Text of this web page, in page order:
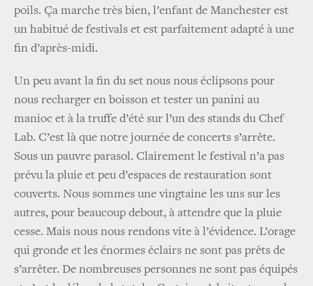
poils. Ça marche très bien, l’enfant de Manchester est
un habitué de festivals et est parfaitement adapté à une
fin d’après-midi.
Un peu avant la fin du set nous nous éclipsons pour
nous recharger en boisson et tester un panini au
manioc et à la truffe d’été sur l’un des stands du Chef
Lab. C’est là que notre journée de concerts s’arrête.
Sous un pauvre parasol. Clairement le festival n’a pas
prévu la pluie et peu d’espaces de restauration sont
couverts. Nous sommes une vingtaine les uns sur les
autres, pour beaucoup debout, à attendre que la pluie
cesse. Mais nous nous rendons vite à l’évidence. L’orage
qui gronde et les énormes éclairs ne sont pas prêts de
s’arrêter. De nombreuses personnes ne sont pas équipés